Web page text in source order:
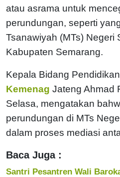
atau asrama untuk
perundungan, seperti
Tsanawiyah (MTs) Negeri
Kabupaten Semarang.
Kepala Bidang
Kemenag Jateng Ahmad
Selasa, mengatakan
perundungan di MTs
dalam proses mediasi
Baca Juga :
Santri Pesantren Wali